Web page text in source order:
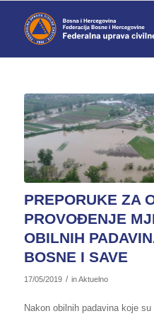
PREPORUKE ZA
PROVOĐENJE
OBILNIH
BOSNE I SAVE
17/05/2019 / inAktuelno
Nakon obilnih padavina koje